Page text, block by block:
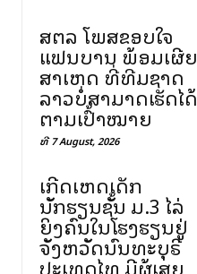
ສຕລ ໂພສຂອບໃຈ
ແຟນບານ ພ້ອມເຜີຍ
ສາເຫດ ທີ່ທີມຊາດ
ລາວບໍ່ສາມາດເຮັດໄດ້
ຕາມເປົ້າໝາຍ
ທີ 7 August, 2026
ເກີດເຫດເດັກ
ນັກຮຽນຊັ້ນ ມ.3 ໄລ່
ຍິງຄົນໃນໂຮງຮຽນຢູ່
ຈັງຫວັດນົນທະບຸຣີ
ປະເທດໄທ ມີຜູ້ເສຍ